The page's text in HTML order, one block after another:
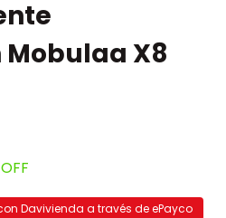
X8
Davivienda a través de ePayco